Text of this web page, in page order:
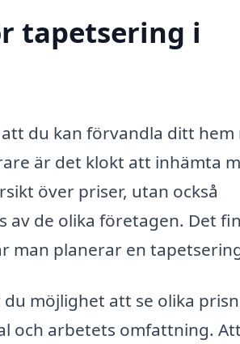
tapetsering i
du kan förvandla ditt hem
är det klokt att inhämta
över priser, utan också
de olika företagen. Det
man planerar en
möjlighet att se olika
och arbetets omfattning.